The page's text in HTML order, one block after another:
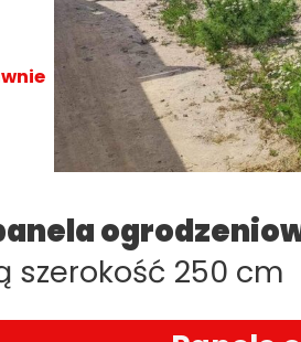
szerokość 250 cm